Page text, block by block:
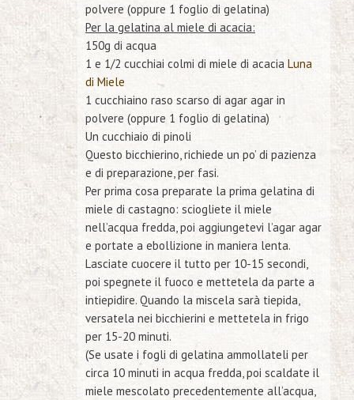
polvere (oppure 1 foglio di gelatina)
Per la gelatina al miele di acacia:
150g di acqua
1 e 1/2 cucchiai colmi di miele di acacia Luna
di Miele
1 cucchiaino raso scarso di agar agar in
polvere (oppure 1 foglio di gelatina)
Un cucchiaio di pinoli
Questo bicchierino, richiede un po’ di pazienza
e di preparazione, per fasi.
Per prima cosa preparate la prima gelatina di
miele di castagno: sciogliete il miele
nell’acqua fredda, poi aggiungetevi l’agar agar
e portate a ebollizione in maniera lenta.
Lasciate cuocere il tutto per 10-15 secondi,
poi spegnete il fuoco e mettetela da parte a
intiepidire. Quando la miscela sarà tiepida,
versatela nei bicchierini e mettetela in frigo
per 15-20 minuti.
(Se usate i fogli di gelatina ammollateli per
circa 10 minuti in acqua fredda, poi scaldate il
miele mescolato precedentemente all’acqua,